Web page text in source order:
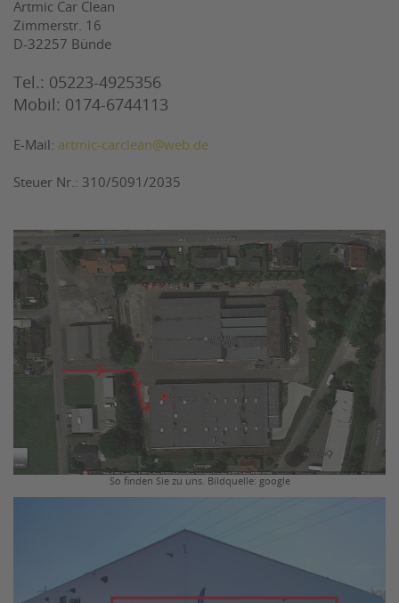
Artmic Car Clean
Zimmerstr. 16
D-32257 Bünde
Tel.: 05223-4925356
Mobil: 0174-6744113
E-Mail: artmic-carclean@web.de
Steuer Nr.: 310/5091/2035
So finden Sie zu uns. Bildquelle: google